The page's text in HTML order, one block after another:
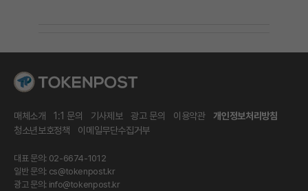
매체소개 1:1 문의 기사제보 광고 문의 이용약관
개인정보처리방침
청소년보호정책
이메일무단수집거부
대표 문의: 02-6674-1012
일반 문의: cs@tokenpost.kr
광고 문의: info@tokenpost.kr